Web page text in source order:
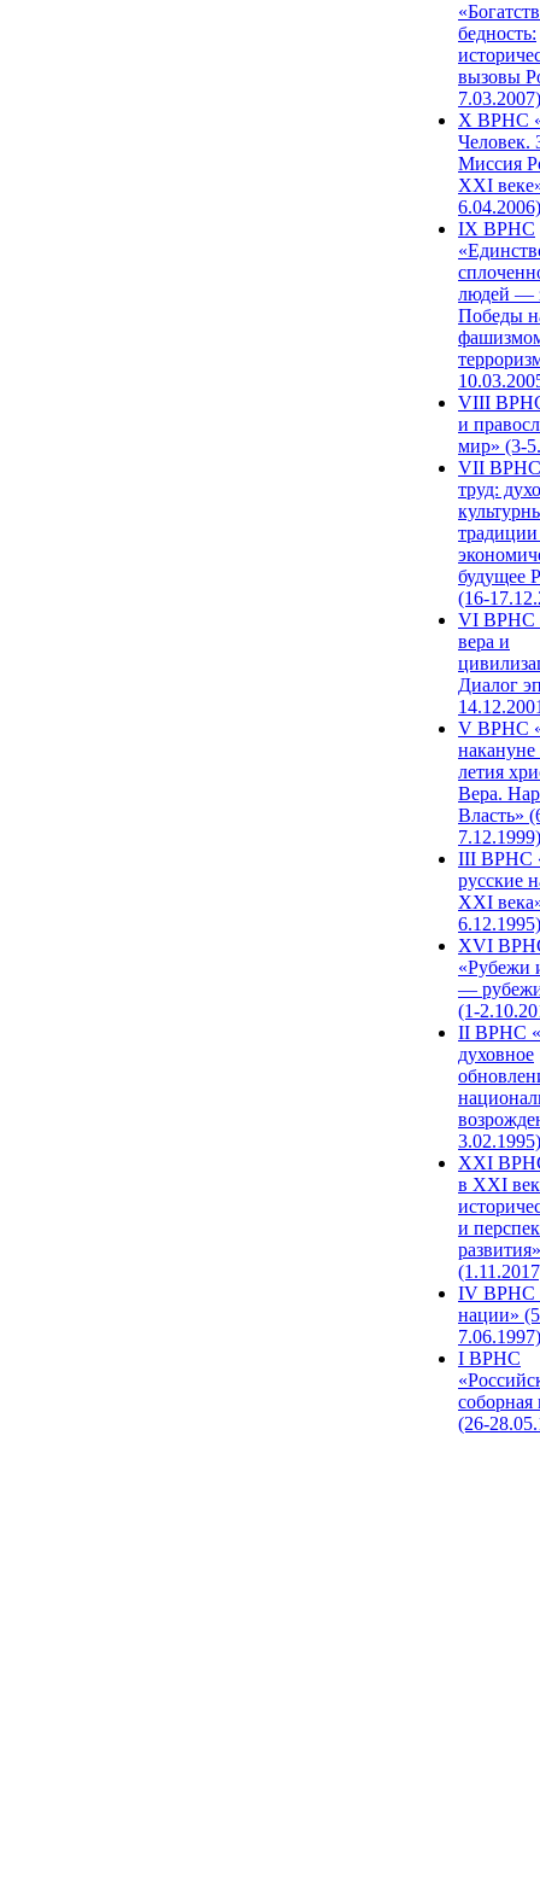
бедность:
вызовы
7.03.2007)
X ВРНС
Человек.
Миссия
XXI
6.04.2006)
IX ВРНС
людей —
Победы
VIII
и
мир» (3-
VII ВРНС
труд:
будущее
(16-
VI ВРНС
вера и
Диалог
V ВРНС
накануне
летия
Вера.
Власть»
7.12.1999)
III ВРНС
русские
XXI
6.12.1995)
XVI
«Рубежи
—
(1-
II ВРНС
духовное
3.02.1995)
XХI
в XXI
и
развития»
IV ВРНС
нации»
7.06.1997)
I ВРНС
(26-